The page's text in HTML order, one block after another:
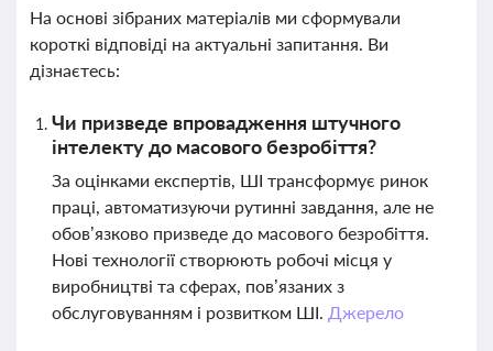
На основі зібраних матеріалів ми сформували
короткі відповіді на актуальні запитання. Ви
дізнаєтесь:
Чи призведе впровадження штучного
інтелекту до масового безробіття?
За оцінками експертів, ШІ трансформує ринок
праці, автоматизуючи рутинні завдання, але не
обов’язково призведе до масового безробіття.
Нові технології створюють робочі місця у
виробництві та сферах, пов’язаних з
обслуговуванням і розвитком ШІ. Джерело